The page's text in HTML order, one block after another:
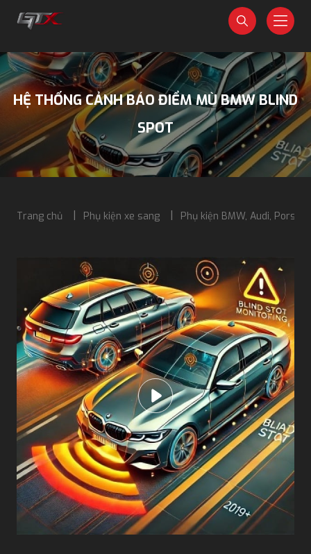
HỆ THỐNG CẢNH BÁO ĐIỂM MÙ BMW BLIND
SPOT
Trang chủ Phụ kiện xe sang Phụ kiện BMW, Audi, Porsche